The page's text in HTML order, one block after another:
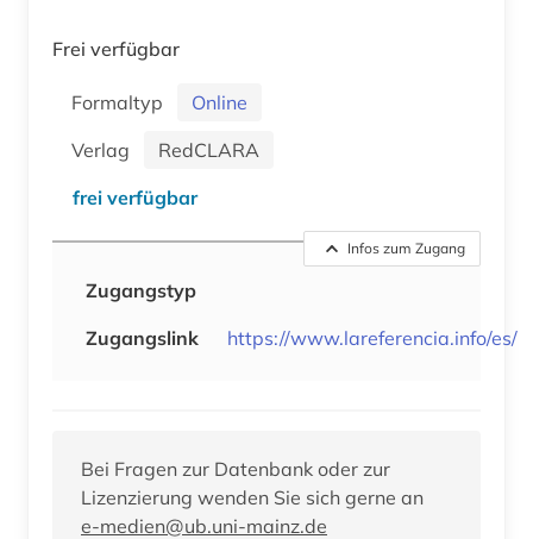
Frei verfügbar
Formaltyp
Online
Verlag
RedCLARA
frei verfügbar
Infos zum Zugang
Zugangstyp
Zugangslink
https://www.lareferencia.info/es/
Bei Fragen zur Datenbank oder zur
Lizenzierung wenden Sie sich gerne an
e-medien@ub.uni-mainz.de